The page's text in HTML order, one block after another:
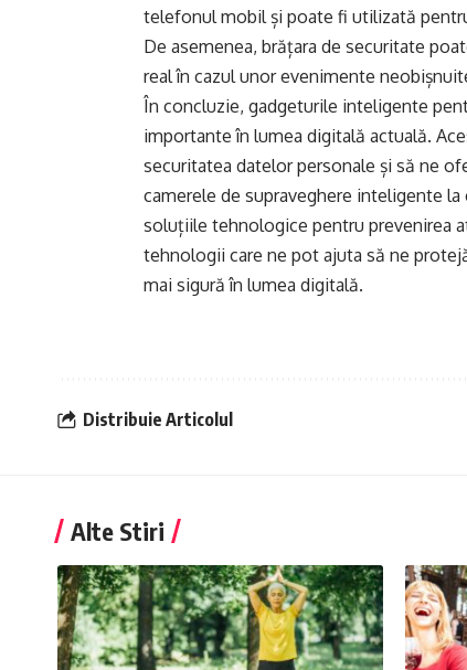
telefonul mobil și poate fi utilizată
De asemenea, brățara de securitate
real în cazul unor evenimente
În concluzie, gadgeturile inteligente
importante în lumea digitală actuală.
securitatea datelor personale și să ne
camerele de supraveghere inteligente
soluțiile tehnologice pentru prevenirea
tehnologii care ne pot ajuta să ne
mai sigură în lumea digitală.
Distribuie Articolul
Alte Stiri